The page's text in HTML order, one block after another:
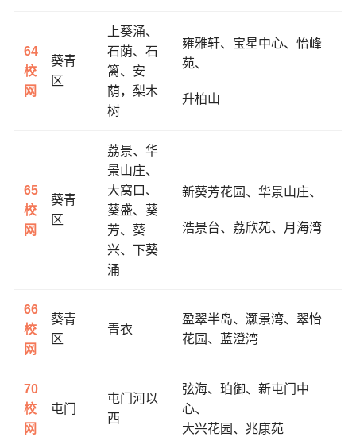
64
校
网
葵青
区
上葵涌、
石荫、石
篱、安
荫，梨木
树
雍雅轩、 宝星中心、 怡峰
苑、
升柏山
65
校
网
葵青
区
荔景、华
景山庄、
大窝口、
葵盛、葵
芳、葵
兴、下葵
涌
新葵芳花园、 华景山庄、
浩景台、 荔欣苑、 月海湾
66
校
网
葵青
区
青衣
盈翠半岛、 灏景湾、 翠怡
花园、
蓝澄湾
70
校
网
屯门
屯门河以
西
弦海、 珀御、 新屯门中
心、
大兴花园、 兆康苑